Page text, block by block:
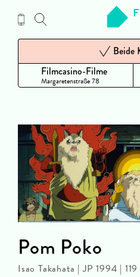
Inhalt
Filmcasino-Filme
Margaretenstraße 78
Beide
Pom Poko
Isao Takahata | JP 1994 |